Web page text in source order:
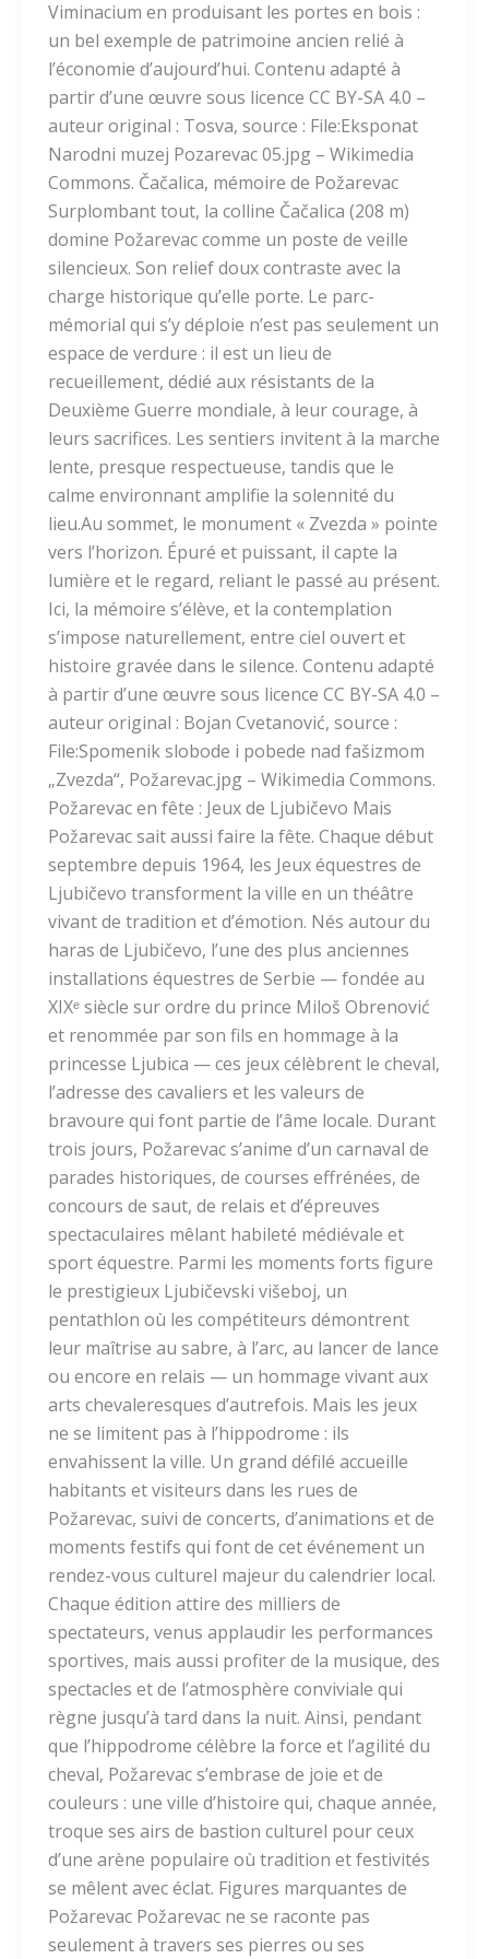
Viminacium en produisant les portes en bois :
un bel exemple de patrimoine ancien relié à
l’économie d’aujourd’hui. Contenu adapté à
partir d’une œuvre sous licence CC BY-SA 4.0 –
auteur original : Tosva, source : File:Eksponat
Narodni muzej Pozarevac 05.jpg – Wikimedia
Commons. Čačalica, mémoire de Požarevac
Surplombant tout, la colline Čačalica (208 m)
domine Požarevac comme un poste de veille
silencieux. Son relief doux contraste avec la
charge historique qu’elle porte. Le parc-
mémorial qui s’y déploie n’est pas seulement un
espace de verdure : il est un lieu de
recueillement, dédié aux résistants de la
Deuxième Guerre mondiale, à leur courage, à
leurs sacrifices. Les sentiers invitent à la marche
lente, presque respectueuse, tandis que le
calme environnant amplifie la solennité du
lieu.Au sommet, le monument « Zvezda » pointe
vers l’horizon. Épuré et puissant, il capte la
lumière et le regard, reliant le passé au présent.
Ici, la mémoire s’élève, et la contemplation
s’impose naturellement, entre ciel ouvert et
histoire gravée dans le silence. Contenu adapté
à partir d’une œuvre sous licence CC BY-SA 4.0 –
auteur original : Bojan Cvetanović, source :
File:Spomenik slobode i pobede nad fašizmom
„Zvezda“, Požarevac.jpg – Wikimedia Commons.
Požarevac en fête : Jeux de Ljubičevo Mais
Požarevac sait aussi faire la fête. Chaque début
septembre depuis 1964, les Jeux équestres de
Ljubičevo transforment la ville en un théâtre
vivant de tradition et d’émotion. Nés autour du
haras de Ljubičevo, l’une des plus anciennes
installations équestres de Serbie — fondée au
XIXᵉ siècle sur ordre du prince Miloš Obrenović
et renommée par son fils en hommage à la
princesse Ljubica — ces jeux célèbrent le cheval,
l’adresse des cavaliers et les valeurs de
bravoure qui font partie de l’âme locale. Durant
trois jours, Požarevac s’anime d’un carnaval de
parades historiques, de courses effrénées, de
concours de saut, de relais et d’épreuves
spectaculaires mêlant habileté médiévale et
sport équestre. Parmi les moments forts figure
le prestigieux Ljubičevski višeboj, un
pentathlon où les compétiteurs démontrent
leur maîtrise au sabre, à l’arc, au lancer de lance
ou encore en relais — un hommage vivant aux
arts chevaleresques d’autrefois. Mais les jeux
ne se limitent pas à l’hippodrome : ils
envahissent la ville. Un grand défilé accueille
habitants et visiteurs dans les rues de
Požarevac, suivi de concerts, d’animations et de
moments festifs qui font de cet événement un
rendez-vous culturel majeur du calendrier local.
Chaque édition attire des milliers de
spectateurs, venus applaudir les performances
sportives, mais aussi profiter de la musique, des
spectacles et de l’atmosphère conviviale qui
règne jusqu’à tard dans la nuit. Ainsi, pendant
que l’hippodrome célèbre la force et l’agilité du
cheval, Požarevac s’embrase de joie et de
couleurs : une ville d’histoire qui, chaque année,
troque ses airs de bastion culturel pour ceux
d’une arène populaire où tradition et festivités
se mêlent avec éclat. Figures marquantes de
Požarevac Požarevac ne se raconte pas
seulement à travers ses pierres ou ses